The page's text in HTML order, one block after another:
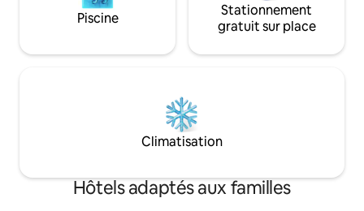
Piscine
Stationnement
gratuit sur place
Climatisation
Hôtels adaptés aux familles